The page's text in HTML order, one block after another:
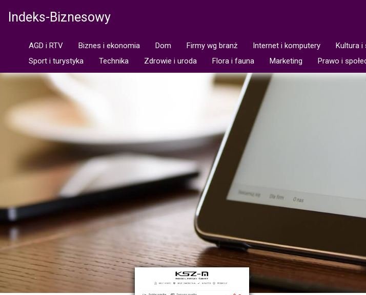
Indeks-Biznesowy
AGD i RTV Biznes i ekonomia Dom Firmy wg branż Internet i komputery Kultura i
Sport i turystyka
Technika Zdrowie i uroda Flora i fauna Marketing Prawo i